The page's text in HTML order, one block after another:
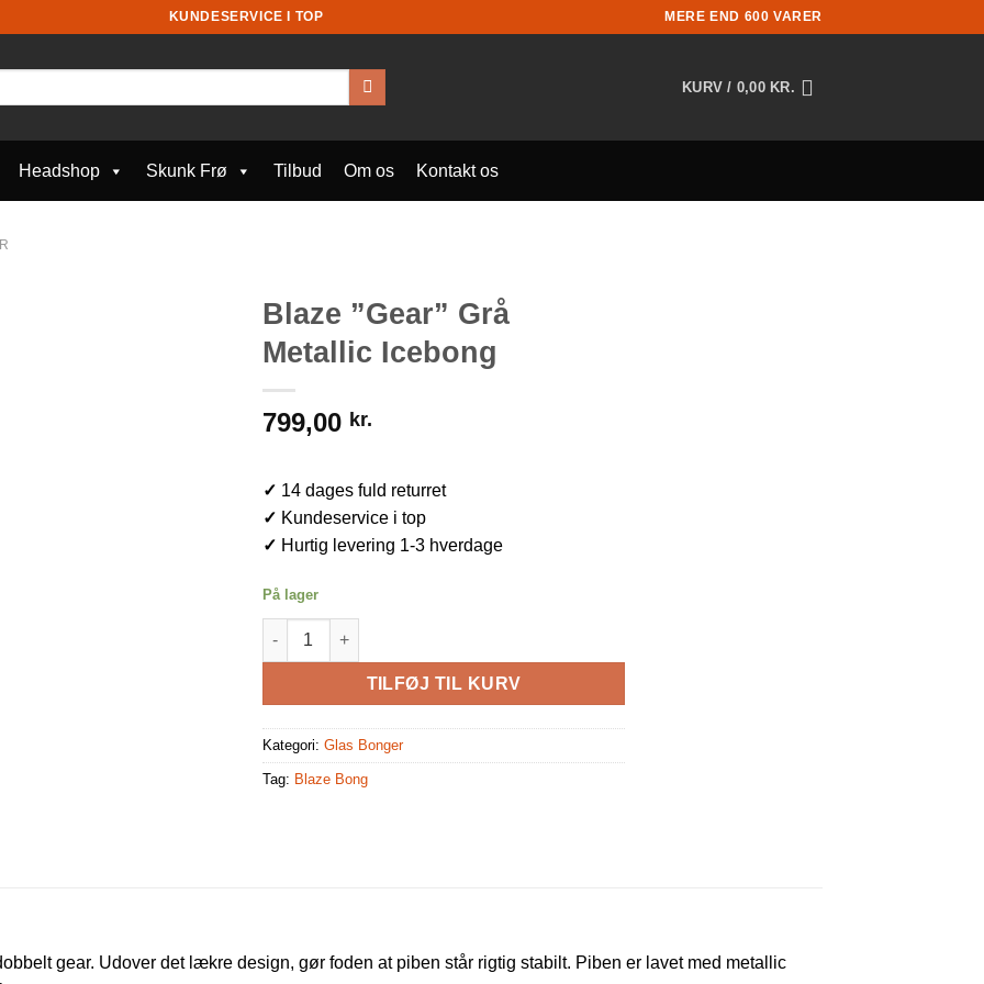
KUNDESERVICE I TOP MERE END 600 VARER
KURV / 0,00 KR.
Headshop Skunk Frø Tilbud Om os Kontakt os
Blaze ”Gear” Grå
Metallic Icebong
799,00 kr.
✓ 14 dages fuld returret
✓ Kundeservice i top
✓ Hurtig levering 1-3 hverdage
På lager
Blaze ''Gear'' Grå Metallic Icebong antal
TILFØJ TIL KURV
Kategori: Glas Bonger
Tag: Blaze Bong
gear. Udover det lækre design, gør foden at piben står rigtig stabilt. Piben er lavet med metallic